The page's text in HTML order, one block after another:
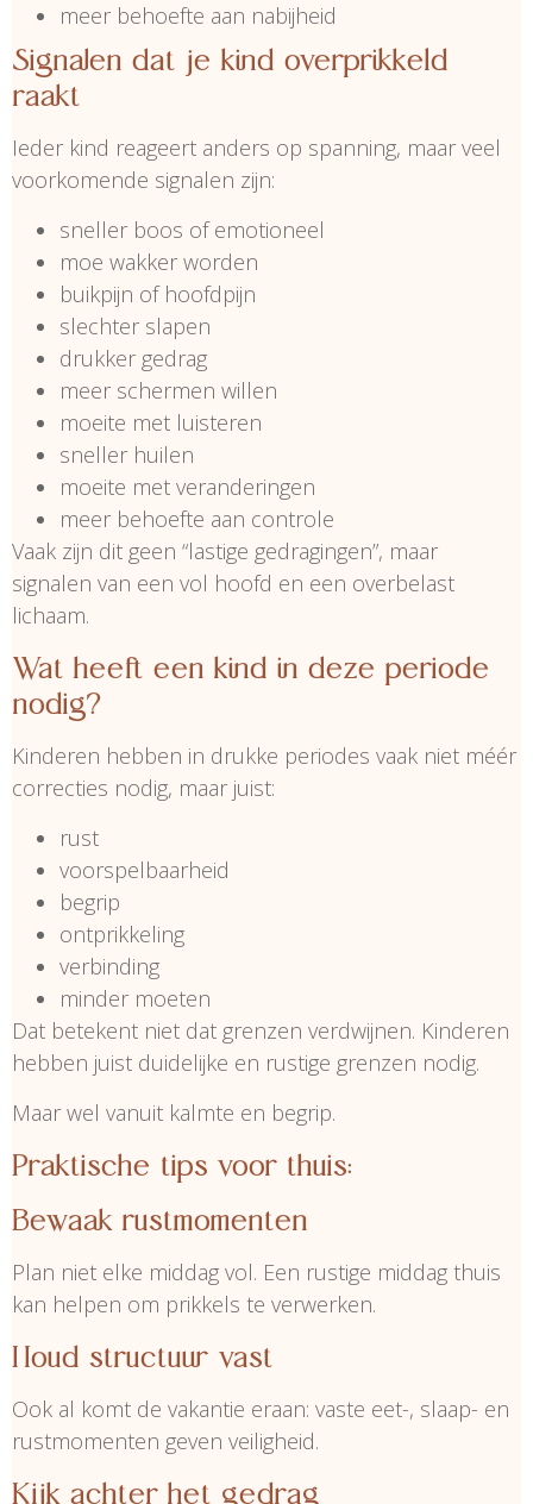
meer behoefte aan nabijheid
Signalen dat je kind overprikkeld
raakt
Ieder kind reageert anders op spanning, maar veel
voorkomende signalen zijn:
sneller boos of emotioneel
moe wakker worden
buikpijn of hoofdpijn
slechter slapen
drukker gedrag
meer schermen willen
moeite met luisteren
sneller huilen
moeite met veranderingen
meer behoefte aan controle
Vaak zijn dit geen “lastige gedragingen”, maar
signalen van een vol hoofd en een overbelast
lichaam.
Wat heeft een kind in deze periode
nodig?
Kinderen hebben in drukke periodes vaak niet méér
correcties nodig, maar juist:
rust
voorspelbaarheid
begrip
ontprikkeling
verbinding
minder moeten
Dat betekent niet dat grenzen verdwijnen. Kinderen
hebben juist duidelijke en rustige grenzen nodig.
Maar wel vanuit kalmte en begrip.
Praktische tips voor thuis:
Bewaak rustmomenten
Plan niet elke middag vol. Een rustige middag thuis
kan helpen om prikkels te verwerken.
Houd structuur vast
Ook al komt de vakantie eraan: vaste eet-, slaap- en
rustmomenten geven veiligheid.
Kijk achter het gedrag